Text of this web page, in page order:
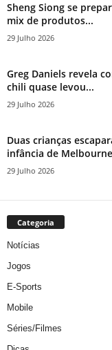
Sheng Siong se
mix de produtos...
29 Julho 2026
Greg Daniels revela
chili quase levou...
29 Julho 2026
Duas crianças
infância de
29 Julho 2026
Categoria
Notícias
Jogos
E-Sports
Mobile
Séries/Filmes